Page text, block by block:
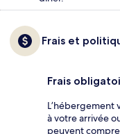
Frais et
Frais
L’hébergement
à votre arrivée
peuvent